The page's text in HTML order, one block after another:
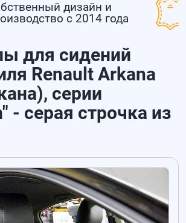
дизайн и
с 2014 года
для сидений
Renault Arkana
серии
- серая строчка из